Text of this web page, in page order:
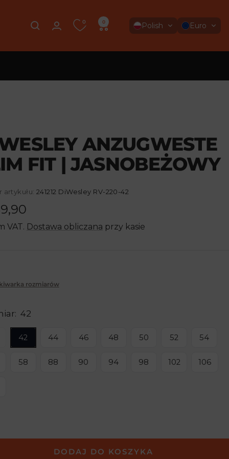
0 0 Polish Euro
ANZUGWESTE
FIT | JASNOBEŻOWY
artykułu:241212 DiWesley RV-220-42
VAT. Dostawa obliczana przy kasie
rozmiarów
42
42 44 46 48 50 52 54
58 88 90 94 98 102 106
DODAJ DO KOSZYKA